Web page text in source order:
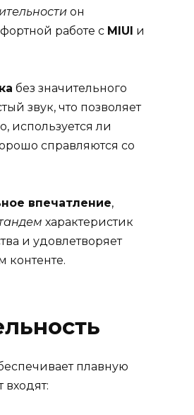
он
работе с MIUI и
без значительного
звук, что позволяет
используется ли
справляются со
впечатление,
характеристик
и удовлетворяет
контенте.
плавную